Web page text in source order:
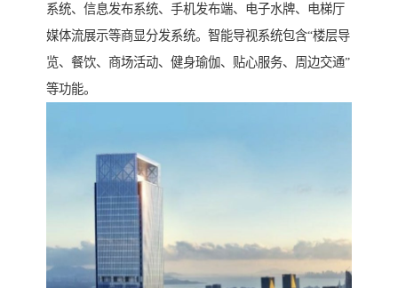
系统、信息发布系统、手机发布端、电子水牌、电梯厅
媒体流展示等商显分发系统。智能导视系统包含“楼层导
览、餐饮、商场活动、健身瑜伽、贴心服务、周边交通”
等功能。